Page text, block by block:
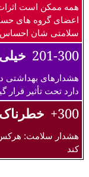
همه ممکن است
اعضای گروه های
سلامتی شان احساس
201-300
هشدارهای بهداشتی
دارد تحت تأثیر قرار
300+ خطرناک
هشدار سلامت:
کند